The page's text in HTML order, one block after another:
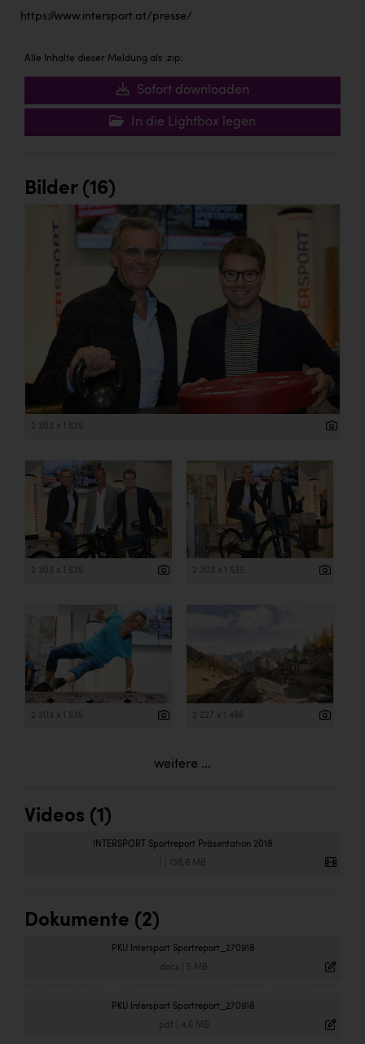
https://www.intersport.at/presse/
Alle Inhalte dieser Meldung als .zip:
Sofort downloaden
In die Lightbox legen
Bilder (16)
2 303 x 1 535
2 303 x 1 535 2 303 x 1 535
2 303 x 1 535 2 227 x 1 485
weitere ...
Videos (1)
INTERSPORT Sportreport Präsentation 2018
138,6 MB
Dokumente (2)
PKU Intersport Sportreport_270918
.docx 5 MB
PKU Intersport Sportreport_270918
.pdf 4,6 MB